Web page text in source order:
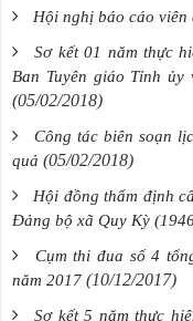
Hội nghị báo cáo
Sơ kết 01 năm thực
Ban Tuyên giáo Tỉnh
(05/02/2018)
Công tác biên soạn
quả (05/02/2018)
Hội đồng thẩm định
Đảng bộ xã Quy Kỳ
Cụm thi đua số 4
năm 2017 (10/12/2017)
Sơ kết 5 năm thực